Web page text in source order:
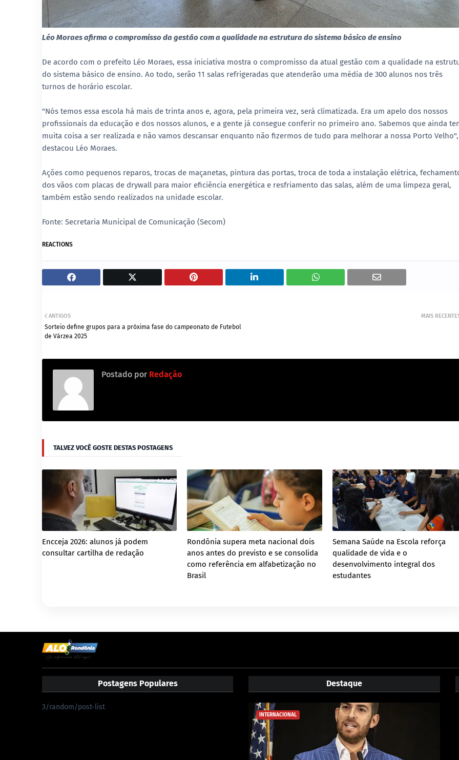
Léo Moraes afirma o compromisso da gestão com a qualidade na estrutura do sistema básico de ensino
De acordo com o prefeito Léo Moraes, essa iniciativa mostra o compromisso da atual gestão com a qualidade na
do sistema básico de ensino. Ao todo, serão 11 salas refrigeradas que atenderão uma média de 300 alunos nos três
turnos de horário escolar.
"Nós temos essa escola há mais de trinta anos e, agora, pela primeira vez, será climatizada. Era um apelo dos nossos
profissionais da educação e dos nossos alunos, e a gente já consegue conferir no primeiro ano. Sabemos que ainda
muita coisa a ser realizada e não vamos descansar enquanto não fizermos de tudo para melhorar a nossa Porto Velho",
destacou Léo Moraes.
Ações como pequenos reparos, trocas de maçanetas, pintura das portas, troca de toda a instalação elétrica,
dos vãos com placas de drywall para maior eficiência energética e resfriamento das salas, além de uma limpeza geral,
também estão sendo realizados na unidade escolar.
Fonte: Secretaria Municipal de Comunicação (Secom)
REACTIONS
MAIS
ANTIGOS
Sorteio define grupos para a próxima fase do campeonato de Futebol
de Várzea 2025
Postado por Redação
TALVEZ VOCÊ GOSTE DESTAS POSTAGENS
Encceja 2026: alunos já podem
consultar cartilha de redação
Rondônia supera meta nacional dois
anos antes do previsto e se consolida
como referência em alfabetização no
Brasil
Semana Saúde na Escola reforça
qualidade de vida e o
desenvolvimento integral dos
estudantes
Postagens Populares
3/random/post-list
Destaque
INTERNACIONAL